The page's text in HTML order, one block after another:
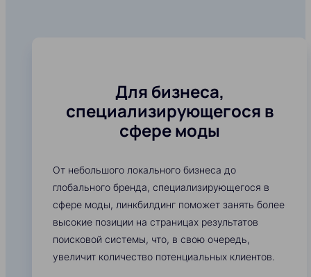
Для бизнеса,
специализирующегося в
сфере моды
От небольшого локального бизнеса до
глобального бренда, специализирующегося в
сфере моды, линкбилдинг поможет занять более
высокие позиции на страницах результатов
поисковой системы, что, в свою очередь,
увеличит количество потенциальных клиентов.